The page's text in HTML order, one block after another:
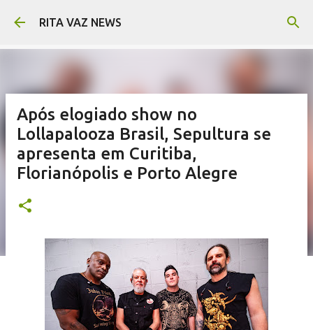
Pular para o conteúdo principal
RITA VAZ NEWS
Após elogiado show no
Lollapalooza Brasil, Sepultura se
apresenta em Curitiba,
Florianópolis e Porto Alegre